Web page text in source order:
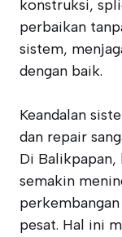
konstruksi,
perbaikan
sistem,
dengan baik.
Keandalan
dan repair
Di Balikpapan,
semakin
pesat. Hal ini